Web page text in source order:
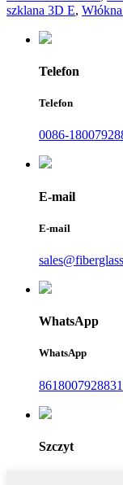
szklana 3D E,
Telefon
Telefon
0086-
E-mail
E-mail
WhatsApp
WhatsApp
8618007928831
Szczyt